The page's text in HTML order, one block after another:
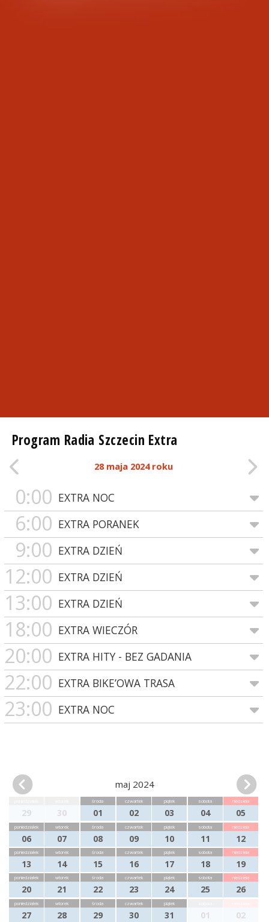
Program Radia Szczecin Extra
28 maja 2024 roku
0:00 EXTRA NOC
6:00 EXTRA PORANEK
9:00 EXTRA DZIEŃ
12:00 EXTRA DZIEŃ
13:00 EXTRA DZIEŃ
18:00 EXTRA WIECZÓR
20:00 EXTRA HITY - BEZ GADANIA
22:00 EXTRA BIKE’OWA TRASA
23:00 EXTRA NOC
maj 2024
29 30
środa
01
czwartek
02
piątek
03
sobota
04
niedziela
05
poniedziałek
06
wtorek
07
środa
08
czwartek
09
piątek
10
sobota
11
niedziela
12
poniedziałek
13
wtorek
14
środa
15
czwartek
16
piątek
17
sobota
18
niedziela
19
poniedziałek
20
wtorek
21
środa
22
czwartek
23
piątek
24
sobota
25
niedziela
26
poniedziałek
27
wtorek
28
środa
29
czwartek
30
piątek
31 01 02